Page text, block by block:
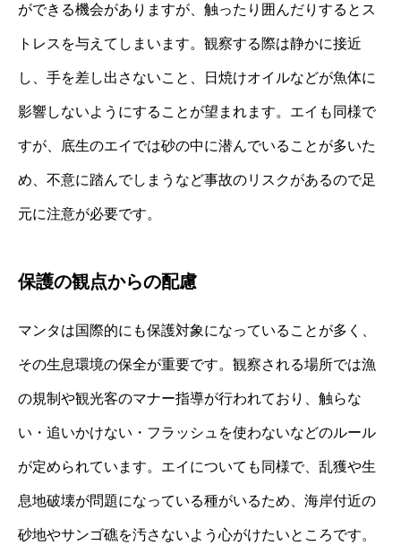
ができる機会がありますが、触ったり囲んだりするとス
トレスを与えてしまいます。観察する際は静かに接近
し、手を差し出さないこと、日焼けオイルなどが魚体に
影響しないようにすることが望まれます。エイも同様で
すが、底生のエイでは砂の中に潜んでいることが多いた
め、不意に踏んでしまうなど事故のリスクがあるので足
元に注意が必要です。
保護の観点からの配慮
マンタは国際的にも保護対象になっていることが多く、
その生息環境の保全が重要です。観察される場所では漁
の規制や観光客のマナー指導が行われており、触らな
い・追いかけない・フラッシュを使わないなどのルール
が定められています。エイについても同様で、乱獲や生
息地破壊が問題になっている種がいるため、海岸付近の
砂地やサンゴ礁を汚さないよう心がけたいところです。